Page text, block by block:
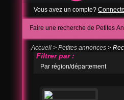
Vous avez un compte?
Faire une recherche de Petites
Accueil > Petites annonces >
Filtrer par :
Par région/département